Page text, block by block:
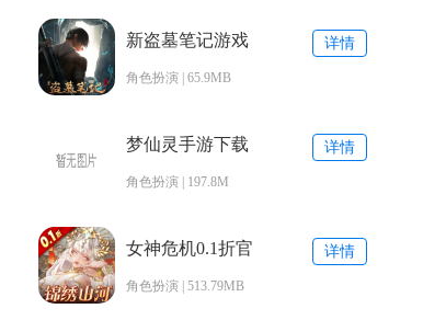
新盗墓笔记游戏
角色扮演 | 65.9MB
详情
梦仙灵手游下载
角色扮演 | 197.8M
详情
女神危机0.1折官
角色扮演 | 513.79MB
详情